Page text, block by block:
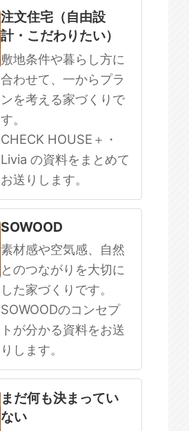
注文住宅（自由設
計・こだわりたい）
敷地条件や暮らし方に
合わせて、一からプラ
ンを考える家づくりで
す。
CHECK HOUSE＋・
Livia の資料をまとめて
お送りします。
SOWOOD
素材感や空気感、自然
とのつながりを大切に
した家づくりです。
SOWOODのコンセプ
トが分かる資料をお送
りします。
まだ何も決まってい
ない